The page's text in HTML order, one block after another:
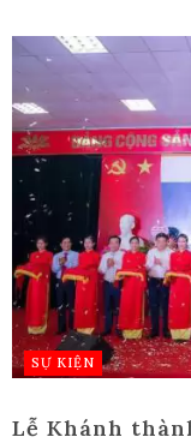
SỰ KIỆN
Lễ Khánh